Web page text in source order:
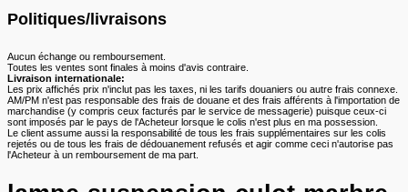
Politiques/livraisons
Aucun échange ou remboursement.
Toutes les ventes sont finales à moins d'avis contraire.
Livraison internationale:
Les prix affichés prix n'inclut pas les taxes, ni les tarifs douaniers ou autre frais connexe.
AM/PM n'est pas responsable des frais de douane et des frais afférents à l'importation de
marchandise (y compris ceux facturés par le service de messagerie) puisque ceux-ci
sont imposés par le pays de l'Acheteur lorsque le colis n'est plus en ma possession.
Le client assume aussi la responsabilité de tous les frais supplémentaires sur les colis
rejetés ou de tous les frais de dédouanement refusés et agir comme ceci n'autorise pas
l'Acheteur à un remboursement de ma part.